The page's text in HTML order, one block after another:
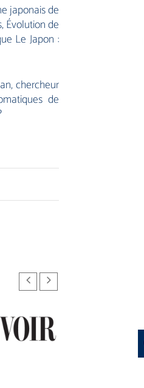
japonais de
,Évolution de
Le Japon :
chercheur
de